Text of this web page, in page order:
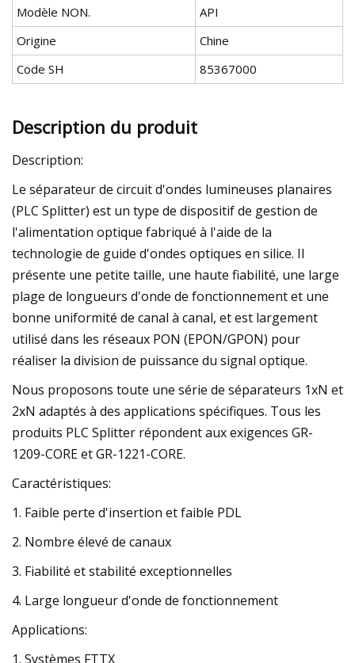
Modèle NON.
API
Origine
Chine
Code SH
85367000
Description du produit
Description:
Le séparateur de circuit d'ondes lumineuses planaires
(PLC Splitter) est un type de dispositif de gestion de
l'alimentation optique fabriqué à l'aide de la
technologie de guide d'ondes optiques en silice. Il
présente une petite taille, une haute fiabilité, une large
plage de longueurs d'onde de fonctionnement et une
bonne uniformité de canal à canal, et est largement
utilisé dans les réseaux PON (EPON/GPON) pour
réaliser la division de puissance du signal optique.
Nous proposons toute une série de séparateurs 1xN et
2xN adaptés à des applications spécifiques. Tous les
produits PLC Splitter répondent aux exigences GR-
1209-CORE et GR-1221-CORE.
Caractéristiques:
1. Faible perte d'insertion et faible PDL
2. Nombre élevé de canaux
3. Fiabilité et stabilité exceptionnelles
4. Large longueur d'onde de fonctionnement
Applications:
1. Systèmes FTTX